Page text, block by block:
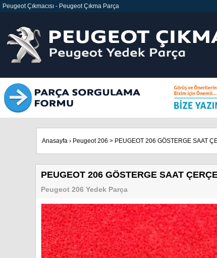
Peugeot Çıkmacısı - Peugeot Çıkma Parça
Anasayfa › Peugeot 206 > PEUGEOT 206 GÖSTERGE SAAT
PEUGEOT 206 GÖSTERGE SAAT
Peugeot 206 Yedek Parça